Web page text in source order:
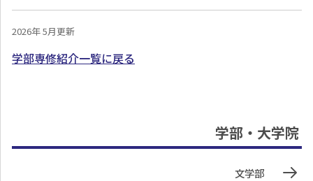
2026年 5月更新
学部専修紹介一覧に戻る
学部・大学院
文学部